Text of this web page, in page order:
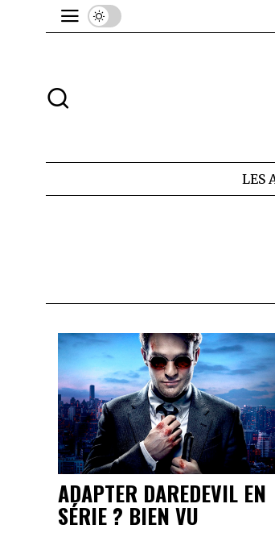
LES
ADAPTER DAREDEVIL EN
SÉRIE ? BIEN VU